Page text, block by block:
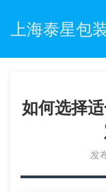
上海泰星包
如何选择
发